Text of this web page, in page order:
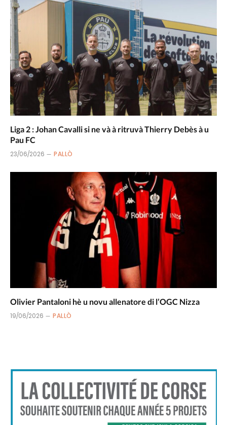
Liga 2 : Johan Cavalli si ne và à ritruvà Thierry Debès à u
Pau FC
23/06/2026 PALLÒ
Olivier Pantaloni hè u novu allenatore di l’OGC Nizza
19/06/2026 PALLÒ